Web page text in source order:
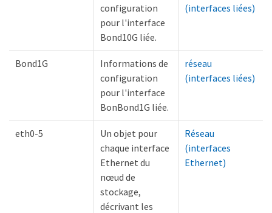
configuration
pour l'interface
Bond10G liée.
(interfaces liées)
Bond1G
Informations de
configuration
pour l'interface
BonBond1G liée.
réseau
(interfaces liées)
eth0-5
Un objet pour
chaque interface
Ethernet du
nœud de
stockage,
décrivant les
Réseau
(interfaces
Ethernet)